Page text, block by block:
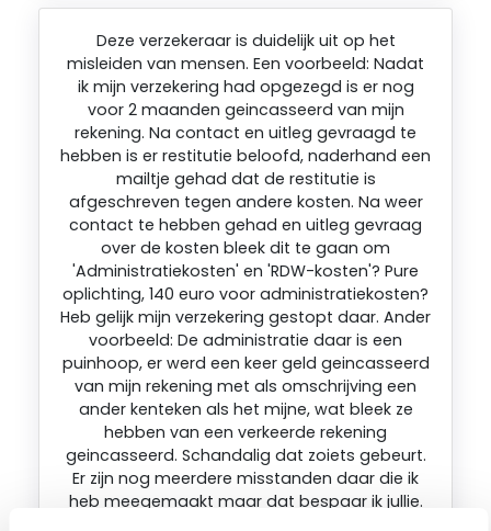
Deze verzekeraar is duidelijk uit op het
misleiden van mensen. Een voorbeeld: Nadat
ik mijn verzekering had opgezegd is er nog
voor 2 maanden geincasseerd van mijn
rekening. Na contact en uitleg gevraagd te
hebben is er restitutie beloofd, naderhand een
mailtje gehad dat de restitutie is
afgeschreven tegen andere kosten. Na weer
contact te hebben gehad en uitleg gevraag
over de kosten bleek dit te gaan om
'Administratiekosten' en 'RDW-kosten'? Pure
oplichting, 140 euro voor administratiekosten?
Heb gelijk mijn verzekering gestopt daar. Ander
voorbeeld: De administratie daar is een
puinhoop, er werd een keer geld geincasseerd
van mijn rekening met als omschrijving een
ander kenteken als het mijne, wat bleek ze
hebben van een verkeerde rekening
geincasseerd. Schandalig dat zoiets gebeurt.
Er zijn nog meerdere misstanden daar die ik
heb meegemaakt maar dat bespaar ik jullie.